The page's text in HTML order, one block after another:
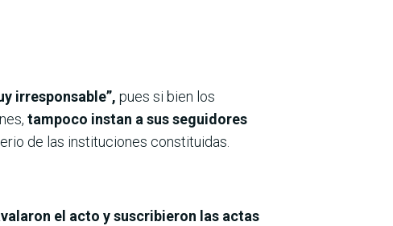
irresponsable”, pues si bien los
tampoco instan a sus seguidores
de las instituciones constituidas.
el acto y suscribieron las actas